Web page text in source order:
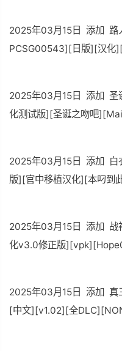
2025年03月15日 添加 路
PCSG00543][日版][汉化
2025年03月15日 添加 圣
化测试版][圣诞之吻吧
2025年03月15日 添加 白
版][官中移植汉化][本叼到
2025年03月15日 添加 战
化v3.0修正版
2025年03月15日 添加 真
[中文][v1.02][全